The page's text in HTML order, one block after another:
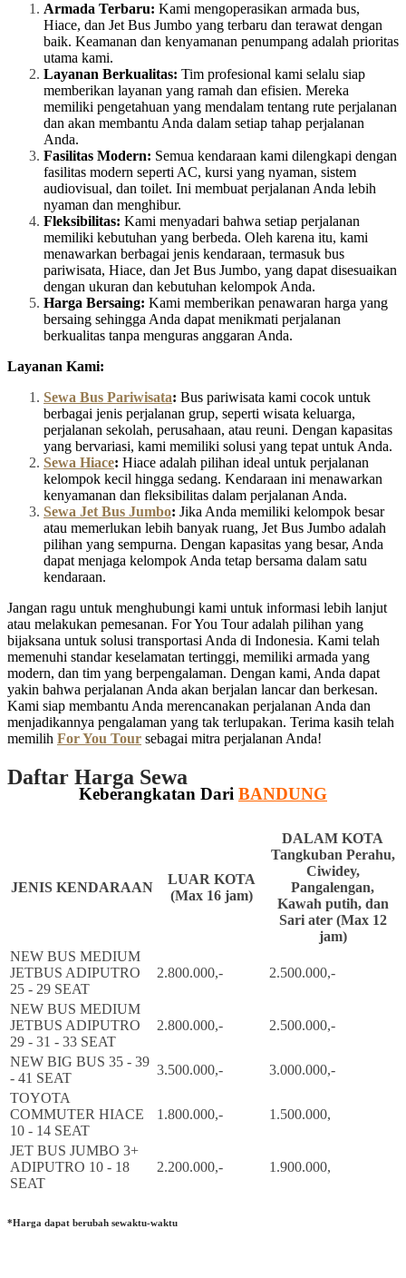
Armada Terbaru: Kami mengoperasikan armada bus,
Hiace, dan Jet Bus Jumbo yang terbaru dan terawat dengan
baik. Keamanan dan kenyamanan penumpang adalah prioritas
utama kami.
Layanan Berkualitas: Tim profesional kami selalu siap
memberikan layanan yang ramah dan efisien. Mereka
memiliki pengetahuan yang mendalam tentang rute perjalanan
dan akan membantu Anda dalam setiap tahap perjalanan
Anda.
Fasilitas Modern: Semua kendaraan kami dilengkapi dengan
fasilitas modern seperti AC, kursi yang nyaman, sistem
audiovisual, dan toilet. Ini membuat perjalanan Anda lebih
nyaman dan menghibur.
Fleksibilitas: Kami menyadari bahwa setiap perjalanan
memiliki kebutuhan yang berbeda. Oleh karena itu, kami
menawarkan berbagai jenis kendaraan, termasuk bus
pariwisata, Hiace, dan Jet Bus Jumbo, yang dapat disesuaikan
dengan ukuran dan kebutuhan kelompok Anda.
Harga Bersaing: Kami memberikan penawaran harga yang
bersaing sehingga Anda dapat menikmati perjalanan
berkualitas tanpa menguras anggaran Anda.
Layanan Kami:
Sewa Bus Pariwisata: Bus pariwisata kami cocok untuk
berbagai jenis perjalanan grup, seperti wisata keluarga,
perjalanan sekolah, perusahaan, atau reuni. Dengan kapasitas
yang bervariasi, kami memiliki solusi yang tepat untuk Anda.
Sewa Hiace: Hiace adalah pilihan ideal untuk perjalanan
kelompok kecil hingga sedang. Kendaraan ini menawarkan
kenyamanan dan fleksibilitas dalam perjalanan Anda.
Sewa Jet Bus Jumbo: Jika Anda memiliki kelompok besar
atau memerlukan lebih banyak ruang, Jet Bus Jumbo adalah
pilihan yang sempurna. Dengan kapasitas yang besar, Anda
dapat menjaga kelompok Anda tetap bersama dalam satu
kendaraan.
Jangan ragu untuk menghubungi kami untuk informasi lebih lanjut
atau melakukan pemesanan. For You Tour adalah pilihan yang
bijaksana untuk solusi transportasi Anda di Indonesia. Kami telah
memenuhi standar keselamatan tertinggi, memiliki armada yang
modern, dan tim yang berpengalaman. Dengan kami, Anda dapat
yakin bahwa perjalanan Anda akan berjalan lancar dan berkesan.
Kami siap membantu Anda merencanakan perjalanan Anda dan
menjadikannya pengalaman yang tak terlupakan. Terima kasih telah
memilih For You Tour sebagai mitra perjalanan Anda!
Daftar Harga Sewa
Keberangkatan Dari BANDUNG
JENIS KENDARAAN
LUAR KOTA
(Max 16 jam)
DALAM KOTA
Tangkuban Perahu,
Ciwidey,
Pangalengan,
Kawah putih, dan
Sari ater (Max 12
jam)
NEW BUS MEDIUM
JETBUS ADIPUTRO
25 - 29 SEAT
2.800.000,- 2.500.000,-
NEW BUS MEDIUM
JETBUS ADIPUTRO
29 - 31 - 33 SEAT
2.800.000,- 2.500.000,-
NEW BIG BUS 35 - 39
- 41 SEAT
3.500.000,-
3.000.000,-
TOYOTA
COMMUTER HIACE
10 - 14 SEAT
1.800.000,- 1.500.000,
JET BUS JUMBO 3+
ADIPUTRO 10 - 18
SEAT
2.200.000,- 1.900.000,
*Harga dapat berubah sewaktu-waktu